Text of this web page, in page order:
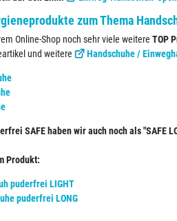
zum Thema
Online-Shop noch sehr viele weitere TOP
und weitere
Handschuhe /
SAFE haben wir auch noch als "SAFE
Produkt:
puderfrei LIGHT
puderfrei LONG